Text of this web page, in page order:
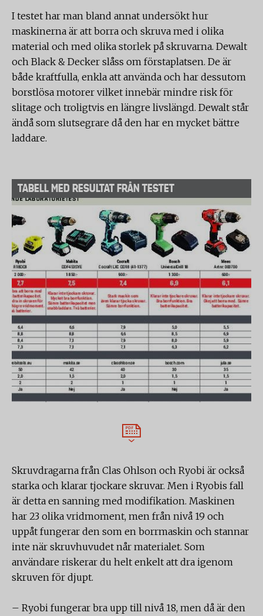
I testet har man bland annat undersökt hur
maskinerna är att borra och skruva med i olika
material och med olika storlek på skruvarna. Dewalt
och Black & Decker slåss om förstaplatsen. De är
både kraftfulla, enkla att använda och har dessutom
borstlösa motorer vilket innebär mindre risk för
slitage och troligtvis en längre livslängd. Dewalt står
ändå som slutsegrare då den har en mycket bättre
laddare.
TABELL MED RESULTAT FRÅN TESTET
Skruvdragarna från Clas Ohlson och Ryobi är också
starka och klarar tjockare skruvar. Men i Ryobis fall
är detta en sanning med modifikation. Maskinen
har 23 olika vridmoment, men från nivå 19 och
uppåt fungerar den som en borrmaskin och stannar
inte när skruvhuvudet når materialet. Som
användare riskerar du helt enkelt att dra igenom
skruven för djupt.
– Ryobi fungerar bra upp till nivå 18, men då är den